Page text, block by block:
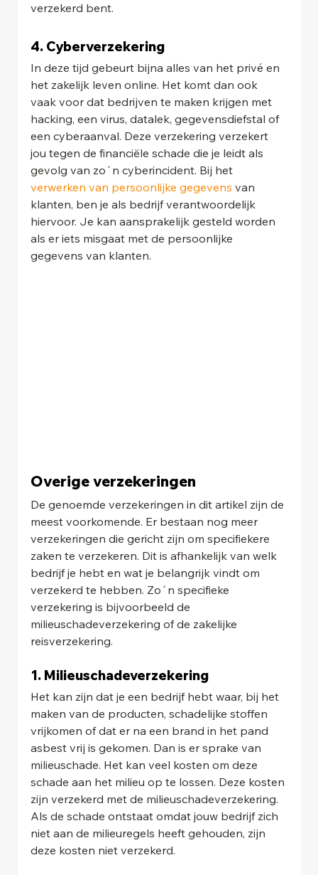
verzekerd bent.
4. Cyberverzekering
In deze tijd gebeurt bijna alles van het privé en
het zakelijk leven online. Het komt dan ook
vaak voor dat bedrijven te maken krijgen met
hacking, een virus, datalek, gegevensdiefstal of
een cyberaanval. Deze verzekering verzekert
jou tegen de financiële schade die je leidt als
gevolg van zo´n cyberincident. Bij het
verwerken van persoonlijke gegevens van
klanten, ben je als bedrijf verantwoordelijk
hiervoor. Je kan aansprakelijk gesteld worden
als er iets misgaat met de persoonlijke
gegevens van klanten.
Overige verzekeringen
De genoemde verzekeringen in dit artikel zijn de
meest voorkomende. Er bestaan nog meer
verzekeringen die gericht zijn om specifiekere
zaken te verzekeren. Dit is afhankelijk van welk
bedrijf je hebt en wat je belangrijk vindt om
verzekerd te hebben. Zo´n specifieke
verzekering is bijvoorbeeld de
milieuschadeverzekering of de zakelijke
reisverzekering.
1. Milieuschadeverzekering
Het kan zijn dat je een bedrijf hebt waar, bij het
maken van de producten, schadelijke stoffen
vrijkomen of dat er na een brand in het pand
asbest vrij is gekomen. Dan is er sprake van
milieuschade. Het kan veel kosten om deze
schade aan het milieu op te lossen. Deze kosten
zijn verzekerd met de milieuschadeverzekering.
Als de schade ontstaat omdat jouw bedrijf zich
niet aan de milieuregels heeft gehouden, zijn
deze kosten niet verzekerd.